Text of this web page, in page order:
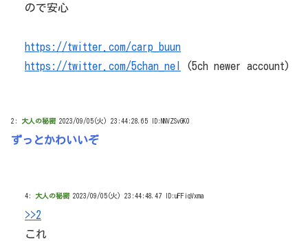
ので安心
https://twitter.com/carp_buun
https://twitter.com/5chan_nel
(5ch newer account)
2: 大人の秘密 2023/09/05(火) 23:44:28.65 ID:NNVZSvGK0
ずっとかわいいぞ
4: 大人の秘密 2023/09/05(火) 23:44:48.47 ID:uFFiqVxma
>>2
これ